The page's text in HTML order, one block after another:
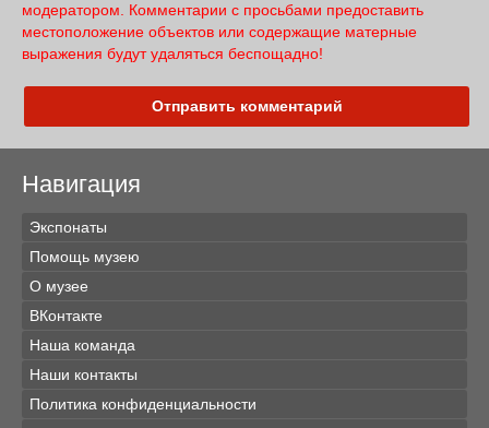
модератором. Комментарии с просьбами предоставить
местоположение объектов или содержащие матерные
выражения будут удаляться беспощадно!
Отправить комментарий
Навигация
Экспонаты
Помощь музею
О музее
ВКонтакте
Наша команда
Наши контакты
Политика конфиденциальности